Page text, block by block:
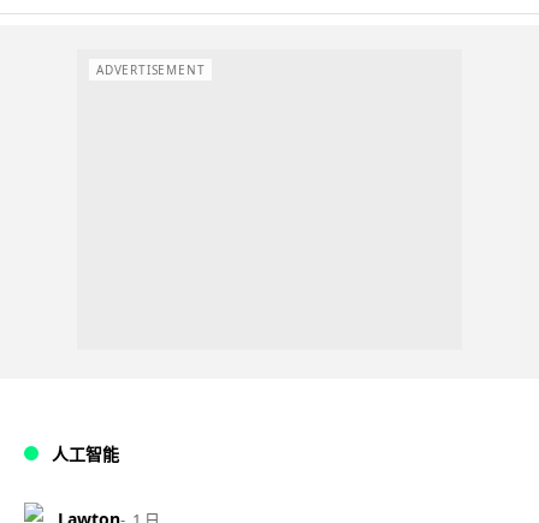
ADVERTISEMENT
人工智能